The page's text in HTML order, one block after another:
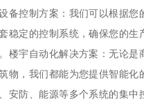
备控制方案：我们可以根据您
稳定的控制系统，确保您的生
楼宇自动化解决方案：无论是
物，我们都能为您提供智能化
安防、能源等多个系统的集中